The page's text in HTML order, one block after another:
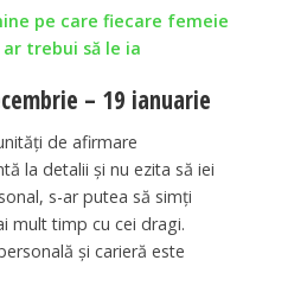
pe care fiecare femeie
trebui să le ia
– 19 ianuarie
de afirmare
la detalii și nu ezita să iei
s-ar putea să simți
mult timp cu cei dragi.
și carieră este